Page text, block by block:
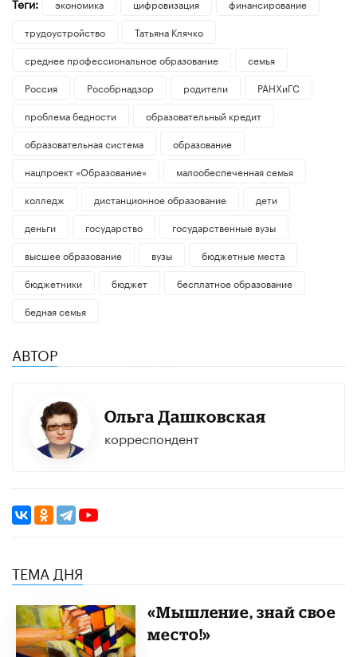
экономика цифровизация
финансирование
трудоустройство
Татьяна Клячко
среднее профессиональное образование
семья
Россия
Рособрнадзор родители
РАНХиГС
проблема бедности
образовательный кредит
образовательная система
образование
нацпроект «Образование»
малообеспеченная семья
колледж
дистанционное образование
дети
деньги
государство
государственные вузы
высшее образование
вузы
бюджетные места
бюджетники
бюджет
бесплатное образование
бедная семья
АВТОР
Ольга Дашковская
корреспондент
ТЕМА ДНЯ
«Мышление, знай свое
место!»